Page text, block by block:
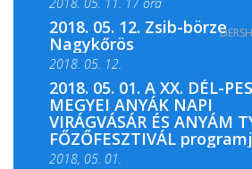
2018. 05. 11. 19 óra
2018. 05. 12. Zsib-börze
Nagykőrös
2018. 05. 12.
2018. 05. 01. A XX. DÉL-
MEGYEI ANYÁK NAPI
VIRÁGVÁSÁR ÉS ANYÁM
FŐZŐFESZTIVÁL
2018, 05. 01.